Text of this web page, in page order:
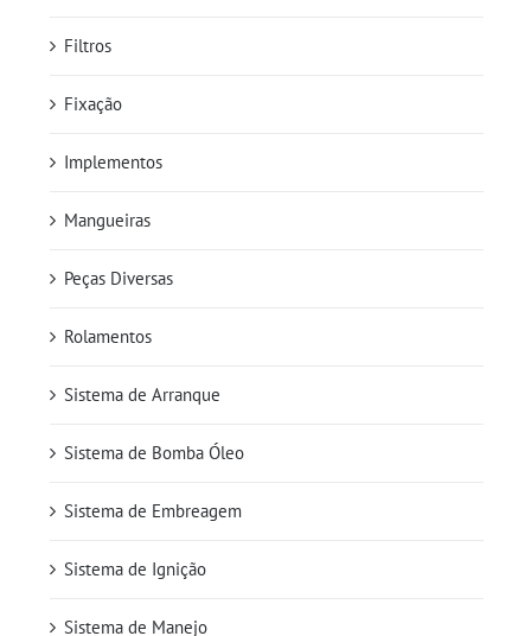
Filtros
Fixação
Implementos
Mangueiras
Peças Diversas
Rolamentos
Sistema de Arranque
Sistema de Bomba Óleo
Sistema de Embreagem
Sistema de Ignição
Sistema de Manejo